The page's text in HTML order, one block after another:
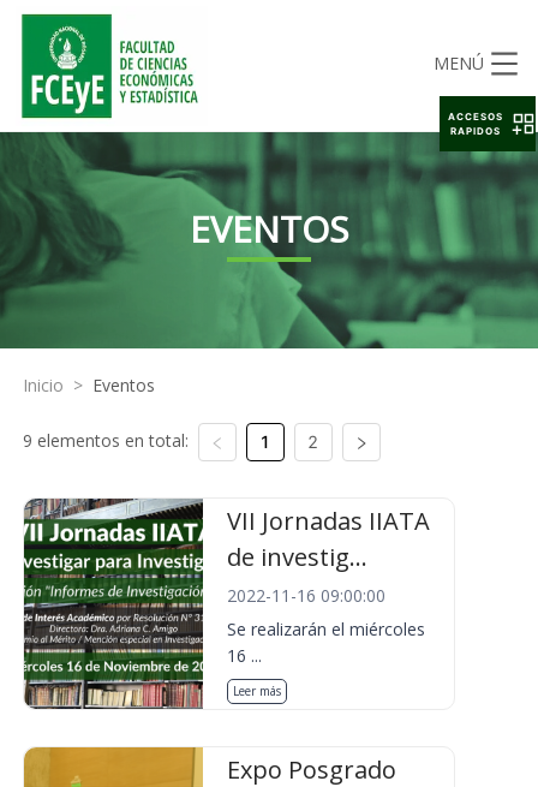
MENÚ
EVENTOS
Inicio > Eventos
9 elementos en total: 1 2
VII Jornadas IIATA
de investig...
2022-11-16 09:00:00
Se realizarán el miércoles
16 ...
Leer más
Expo Posgrado
ACCESOS
RAPIDOS